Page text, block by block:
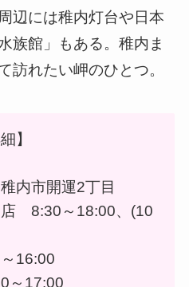
辺には稚内灯台や日本
族館」もある。稚内ま
訪れたい岬のひとつ。
】
内市開運2丁目
8:30～18:00、(10
16:00
～17:00